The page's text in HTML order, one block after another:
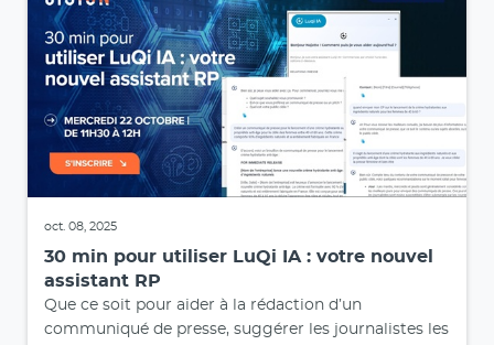
oct. 08, 2025
30 min pour utiliser LuQi IA : votre nouvel
assistant RP
Que ce soit pour aider à la rédaction d’un
communiqué de presse, suggérer les journalistes les